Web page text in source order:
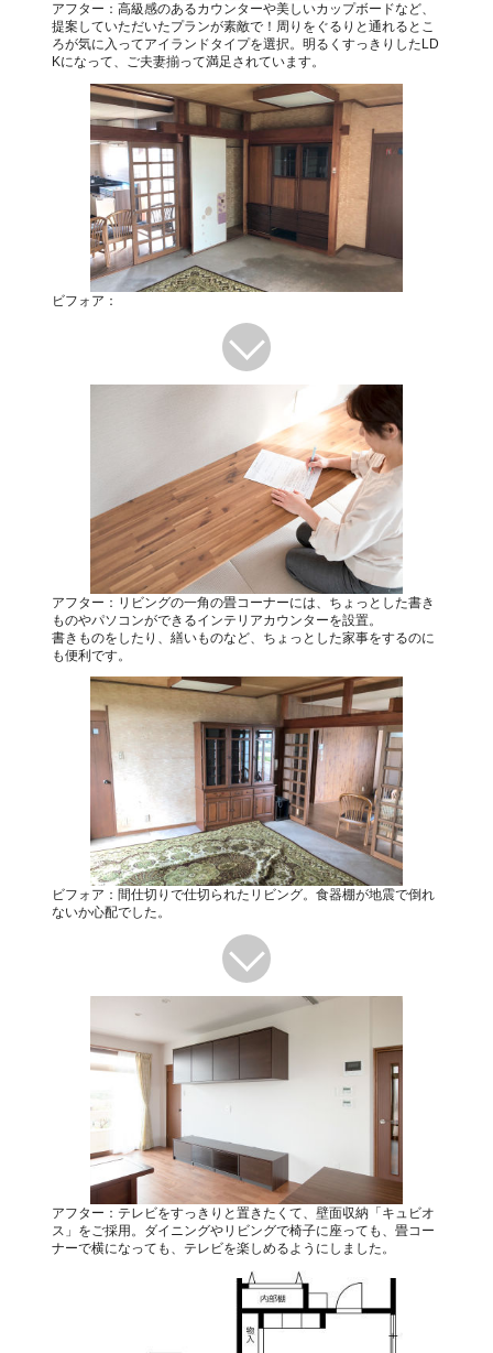
アフター：高級感のあるカウンターや美しいカップボードなど、
提案していただいたプランが素敵で！周りをぐるりと通れるとこ
ろが気に入ってアイランドタイプを選択。明るくすっきりしたLD
Kになって、ご夫妻揃って満足されています。
ビフォア：
アフター：リビングの一角の畳コーナーには、ちょっとした書き
ものやパソコンができるインテリアカウンターを設置。
書きものをしたり、繕いものなど、ちょっとした家事をするのに
も便利です。
ビフォア：間仕切りで仕切られたリビング。食器棚が地震で倒れ
ないか心配でした。
アフター：テレビをすっきりと置きたくて、壁面収納「キュビオ
ス」をご採用。ダイニングやリビングで椅子に座っても、畳コー
ナーで横になっても、テレビを楽しめるようにしました。